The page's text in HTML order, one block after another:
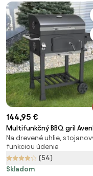
144,95 €
Multifunkčný BBQ gril
GENIUS+liatinový
rošt+doska+pizza kameň
Na drevené uhlie,
funkciou údenia
(54)
Skladom